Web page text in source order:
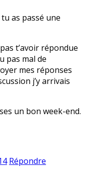
as passé une
t’avoir répondue
pas mal de
mes réponses
j’y arrivais
un bon week-end.
Répondre